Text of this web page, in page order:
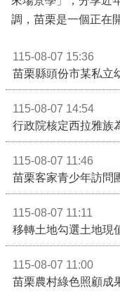
115-08-07 15:36
苗栗縣頭份市某私立
115-08-07 14:54
115-08-07 11:46
115-08-07 11:11
115-08-07 11:00